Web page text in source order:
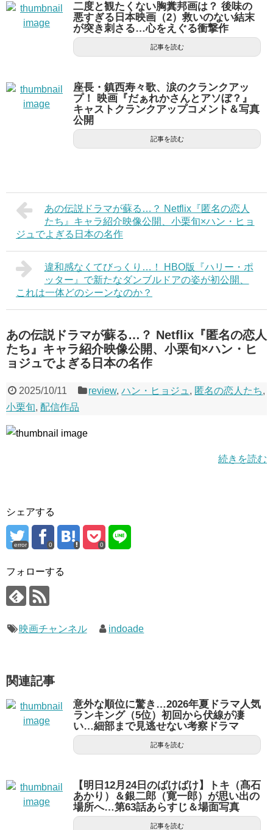
二度と観たくない胸糞邦画は？ 後味の
悪すぎる日本映画（2）救いのない結末
が突き刺さる…心をえぐる衝撃作
記事を読む
座長・鎮西寿々歌、涙のクランクアッ
プ！ 映画『だぁれかさんとアソぼ？』
キャストクランクアップコメント＆写真
公開
記事を読む
あの伝説ドラマが蘇る…？ Netflix『匿名の恋人
たち』キャラ紹介映像公開、小栗旬×ハン・ヒョ
ジュでよぎる日本の名作
違和感なくてびっくり…！ HBO版『ハリー・ポ
ッター』で新たなダンブルドアの姿が初公開、
これは一体どのシーンなのか？
あの伝説ドラマが蘇る…？ Netflix『匿名の恋人
たち』キャラ紹介映像公開、小栗旬×ハン・ヒ
ョジュでよぎる日本の名作
2025/10/11 review,ハン・ヒョジュ , 匿名の恋人たち,
小栗旬, 配信作品
続きを読む
シェアする
error 0 0
フォローする
映画チャンネル indoade
関連記事
意外な順位に驚き…2026年夏ドラマ人気
ランキング（5位）初回から伏線が凄
い…細部まで見逃せない考察ドラマ
記事を読む
【明日12月24日のばけばけ】トキ（髙石
あかり）＆銀二郎（寛一郎）が思い出の
場所へ…第63話あらすじ＆場面写真
記事を読む